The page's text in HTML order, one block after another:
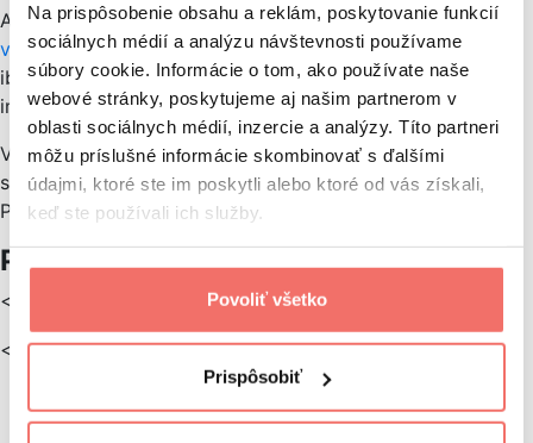
Na prispôsobenie obsahu a reklám, poskytovanie funkcií
sociálnych médií a analýzu návštevnosti používame
súbory cookie. Informácie o tom, ako používate naše
webové stránky, poskytujeme aj našim partnerom v
oblasti sociálnych médií, inzercie a analýzy. Títo partneri
môžu príslušné informácie skombinovať s ďalšími
údajmi, ktoré ste im poskytli alebo ktoré od vás získali,
keď ste používali ich služby.
Povoliť všetko
Prispôsobiť
Asi najmenej praktické definovanie hreflang kódu môžete
vykonať pomocou súboru Sitemap.xml. Pokiaľ máte
iba niekoľko jazykových verzií webu, môžete
implementovať hreflang aj týmto spôsobom.
V prípade veľkého množstva jazykových mutácií sa však
súbor Sitemap stane neprehľadným a komplikovaným.
Práve preto toto riešenie zvyčajne neodporúčame.
Príklady správnej implementácie:
<?xml version=“1.0″ encoding=“UTF-8″?>
<urlset